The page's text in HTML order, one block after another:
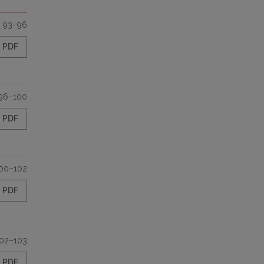
93–96
PDF
PDF
PDF